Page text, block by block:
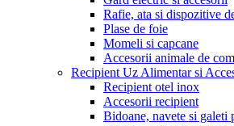
Rafie, ata si dispozitive
Plase de foie
Momeli si capcane
Accesorii animale de
Recipient Uz Alimentar si
Recipient otel inox
Accesorii recipient
Bidoane, navete si galeti